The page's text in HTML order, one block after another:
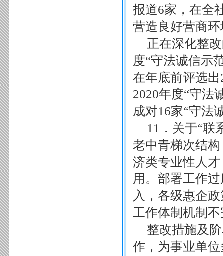
报道6家，在全
营造良好营商环
正在深化整
度“守法诚信示
在年底前评选
2020年度“守法
成对16家“守法
11．关于“联
老中青梯次结
济类专业性人
用。部署工作
入，各级惠企
工作体制机制
整改措施及
作，为事业单